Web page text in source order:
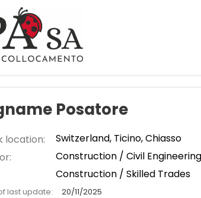
Posatore
location: Switzerland, Ticino,Chiasso
Construction / Civil Engineering
Construction / Skilled Trades
last update: 20/11/2025